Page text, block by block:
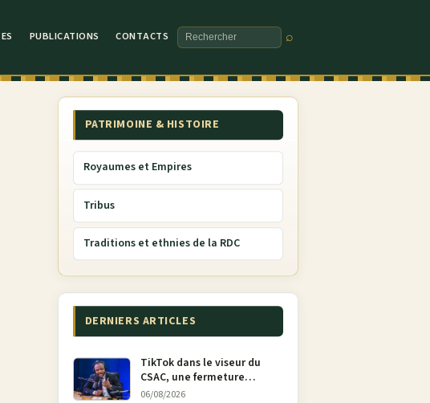
PUBLICATIONS CONTACTS
Rechercher
⌕
PATRIMOINE & HISTOIRE
Royaumes et Empires
Tribus
Traditions et ethnies de la RDC
DERNIERS ARTICLES
TikTok dans le viseur du
CSAC, une fermeture
envisagée pour contrer la
06/08/2026